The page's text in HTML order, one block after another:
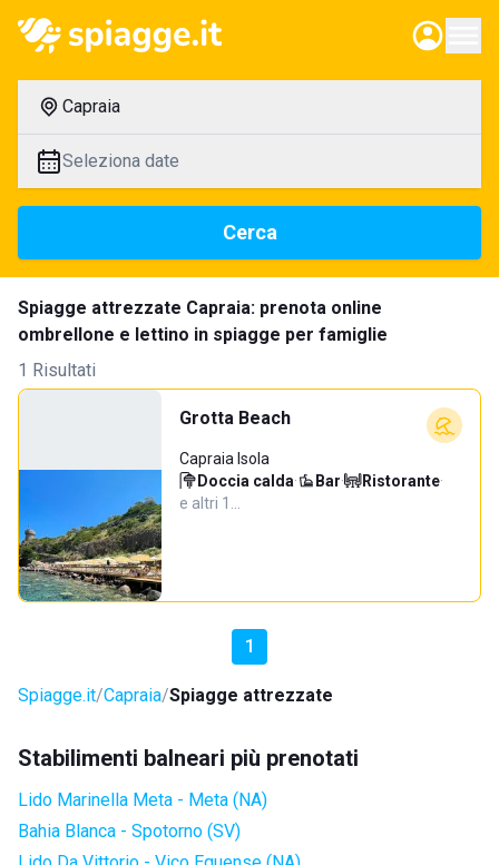
Capraia
Seleziona date
Cerca
Spiagge attrezzate Capraia: prenota online
ombrellone e lettino in spiagge per famiglie
1 Risultati
Grotta Beach
Capraia Isola
Doccia calda· Bar· Ristorante·
e altri 1…
1
Spiagge.it Capraia Spiagge attrezzate
Stabilimenti balneari più prenotati
Lido Marinella Meta - Meta (NA)
Bahia Blanca - Spotorno (SV)